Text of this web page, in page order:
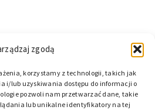
zgodą
korzystamy z technologii, takich jak
i/lub uzyskiwania dostępu do informacji o
pozwoli nam przetwarzać dane, takie
lub unikalne identyfikatory na tej